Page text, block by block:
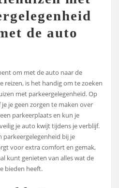
de auto
om met de auto naar de
reizen, is het handig om te zoeken
met parkeergelegenheid. Op
je geen zorgen te maken over
parkeerplaats en kun je
je auto kwijt tijdens je verblijf.
parkeergelegenheid bij je
voor extra comfort en gemak,
kunt genieten van alles wat de
bieden heeft.